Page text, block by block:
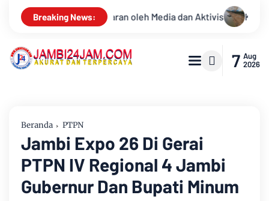
Breaking News:
Kemarau Memuncak, Debit Sungai Batanghari Terus
7 Aug
2026
Beranda PTPN
Jambi Expo 26 Di Gerai
PTPN IV Regional 4 Jambi
Gubernur Dan Bupati Minum